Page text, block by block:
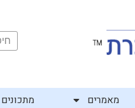
מאמרים מתכונים